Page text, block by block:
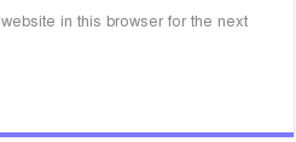
in this browser for the next